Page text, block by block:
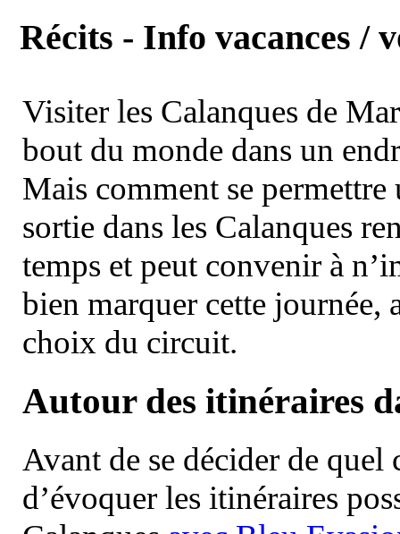
Récits - Info vacances /
Visiter les Calanques de
bout du monde dans un
Mais comment se permettre
sortie dans les Calanques
temps et peut convenir à
bien marquer cette journée,
choix du circuit.
Autour des itinéraires
Avant de se décider de
d’évoquer les itinéraires